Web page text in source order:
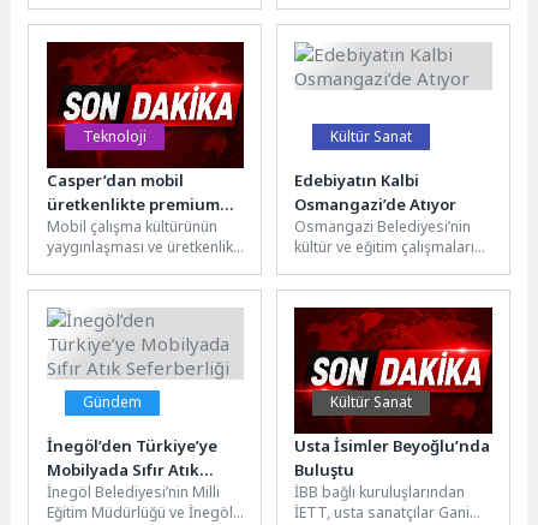
National Geographic’in
zengin arşivini her ay...
ulaşım altyapısı yatırımları
sürüyor.Aydın Büyükşehir
Belediyesi Fen İşleri...
Teknoloji
Casper’dan mobil
üretkenlikte premium
dönemi başlatacak yeni
adım!
Mobil çalışma kültürünün
yaygınlaşması ve üretkenlik
talebin artması, tablet
pazarında da yeni...
Kültür Sanat
Edebiyatın Kalbi
Osmangazi’de Atıyor
Osmangazi Belediyesi’nin
kültür ve eğitim çalışmaları
‘Edebiyat ve Hayat
Buluşmaları’, edebiyat
tutkunlarını yeniden...
Gündem
İnegöl’den Türkiye’ye
Mobilyada Sıfır Atık
Seferberliği
İnegöl Belediyesi’nin Milli
Eğitim Müdürlüğü ve İnegöl
Kültür Sanat
Usta İsimler Beyoğlu’nda
Buluştu
İBB bağlı kuruluşlarından
İETT, usta sanatçılar Gani